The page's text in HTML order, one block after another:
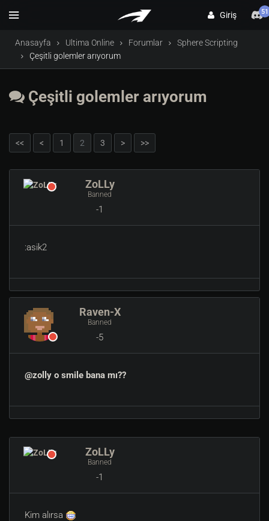
Giriş 51
Anasayfa Ultima Online Forumlar
Sphere Scripting
Çeşitli golemler arıyorum
Çeşitli golemler arıyorum
<< < 1 2 3 > >>
ZoLLy
Banned
-1
:asik2
Raven-X
Banned
-5
@zolly o smile bana mı??
ZoLLy
Banned
-1
Kim alırsa